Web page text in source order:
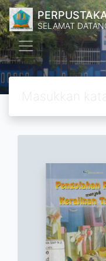
SELAMAT